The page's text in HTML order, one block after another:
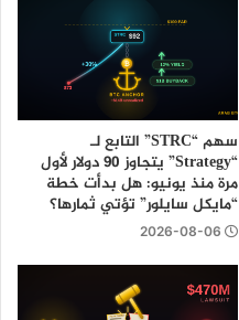
سهم “STRC” التابع لـ
“Strategy” يتجاوز 90 دولار لأول
مرة منذ يونيو: هل بدأت خطة
“مايكل سايلور” تؤتي ثمارها؟
2026-08-06